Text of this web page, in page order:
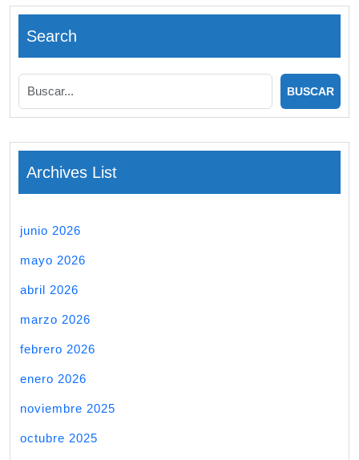
entradas
Search
Archives List
junio 2026
mayo 2026
abril 2026
marzo 2026
febrero 2026
enero 2026
noviembre 2025
octubre 2025